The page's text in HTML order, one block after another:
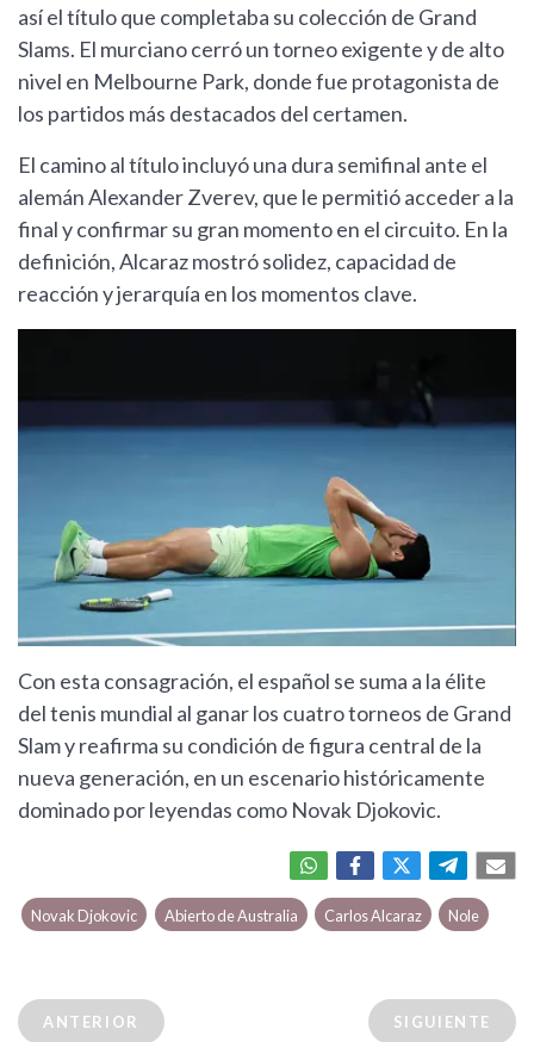
así el título que completaba su colección de Grand
Slams. El murciano cerró un torneo exigente y de alto
nivel en Melbourne Park, donde fue protagonista de
los partidos más destacados del certamen.
El camino al título incluyó una dura semifinal ante el
alemán Alexander Zverev, que le permitió acceder a la
final y confirmar su gran momento en el circuito. En la
definición, Alcaraz mostró solidez, capacidad de
reacción y jerarquía en los momentos clave.
Con esta consagración, el español se suma a la élite
del tenis mundial al ganar los cuatro torneos de Grand
Slam y reafirma su condición de figura central de la
nueva generación, en un escenario históricamente
dominado por leyendas como Novak Djokovic.
Novak Djokovic Abierto de Australia Carlos Alcaraz Nole
ANTERIOR SIGUIENTE